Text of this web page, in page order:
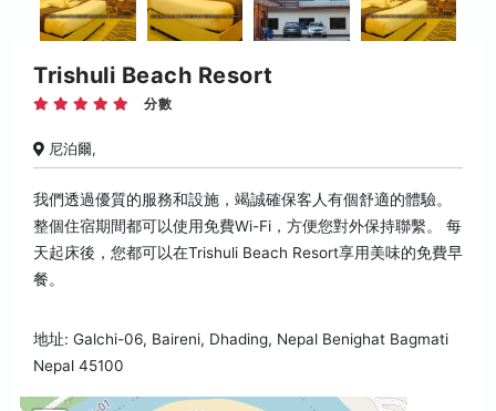
Trishuli Beach Resort
分數
尼泊爾,
我們透過優質的服務和設施，竭誠確保客人有個舒適的體驗。
整個住宿期間都可以使用免費Wi-Fi，方便您對外保持聯繫。 每
天起床後，您都可以在Trishuli Beach Resort享用美味的免費早
餐。
地址: Galchi-06, Baireni, Dhading, Nepal Benighat Bagmati
Nepal 45100